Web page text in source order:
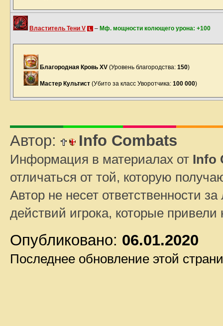
Властитель Тени V L – Мф. мощности колющего урона: +100
Благородная Кровь XV (Уровень благородства: 150)
Мастер Культист (Убито за класс Уворотчика: 100 000)
Автор: Info Combats
Информация в материалах от Info
отличаться от той, которую
Автор не несет ответственности
действий игрока, которые
Опубликовано: 06.01.2020
Последнее обновление этой